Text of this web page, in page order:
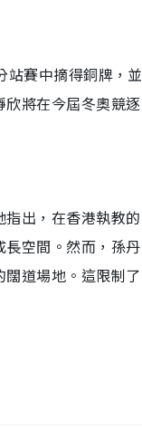
站賽中摘得銅牌，並
將在今屆冬奧競逐
出，在香港執教的
空間。然而，孫丹
道場地。這限制了